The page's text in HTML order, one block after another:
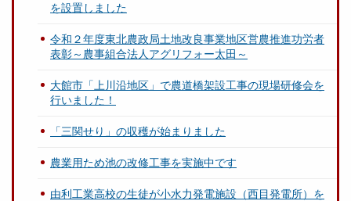
を設置しました
令和２年度東北農政局土地改良事業地区営農推進功労者
表彰～農事組合法人アグリフォー太田～
大館市「上川沿地区」で農道橋架設工事の現場研修会を
行いました！
「三関せり」の収穫が始まりました
農業用ため池の改修工事を実施中です
由利工業高校の生徒が小水力発電施設（西目発電所）を